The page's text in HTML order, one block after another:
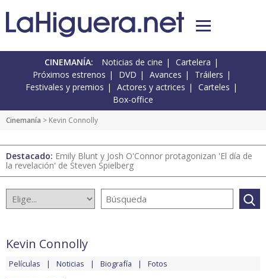
CINEMANÍA: Noticias de cine
Cartelera
Próximos estrenos
DVD Avances
Tráilers
Festivales y premios
Actores y actrices
Carteles
Box-office
Cinemanía > Kevin Connolly
Destacado: Emily Blunt y Josh O'Connor protagonizan 'El día de
la revelación' de Steven Spielberg
Kevin Connolly
Películas Noticias Biografía Fotos